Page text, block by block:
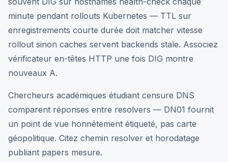
minute pendant rollouts Kubernetes — TTL sur
enregistrements courte durée doit matcher vitesse
rollout sinon caches servent backends stale. Associez
vérificateur en-têtes HTTP une fois DIG montre
nouveaux A.
Chercheurs académiques étudiant censure DNS
comparent réponses entre resolvers — DN01 fournit
un point de vue honnêtement étiqueté, pas carte
géopolitique. Citez chemin resolver et horodatage
publiant papers mesure.